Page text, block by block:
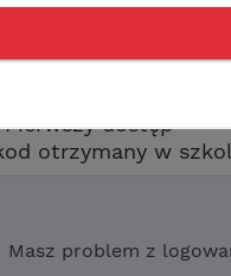
Aby utworzyć
„Pierwszy dostęp”
Pierwszy dostęp
otrzymany w
Masz problem z